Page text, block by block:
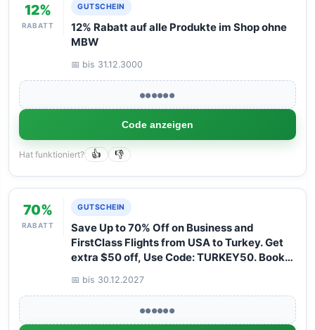
12%
RABATT
GUTSCHEIN
12% Rabatt auf alle Produkte im Shop ohne
MBW
📅 bis 31.12.3000
●●●●●●
Code anzeigen
Hat funktioniert? 👍 👎
70%
RABATT
GUTSCHEIN
Save Up to 70% Off on Business and
FirstClass Flights from USA to Turkey. Get
extra $50 off, Use Code: TURKEY50. Book
📅 bis 30.12.2027
●●●●●●